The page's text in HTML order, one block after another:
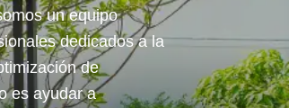
un equipo
dedicados a la
de
es ayudar a